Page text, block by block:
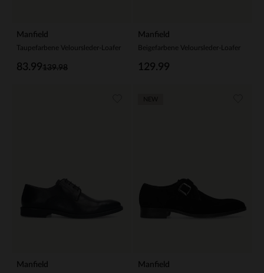
Manfield
Taupefarbene Veloursleder-Loafer
139.98
83.99
Manfield
Beigefarbene Veloursleder-Loafer
129.99
Manfield Manfield